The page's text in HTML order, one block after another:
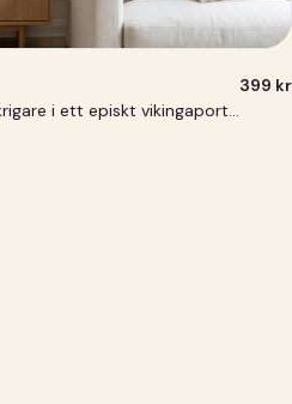
Förvandla dig till en nordisk krigare i ett episkt vikingaporträtt.
399 kr